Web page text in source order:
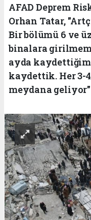
AFAD Deprem
Orhan Tatar,
Bir bölümü 6 ve
binalara
ayda
kaydettik. Her 3-
meydana geliyor"